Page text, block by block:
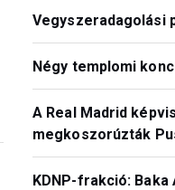
Vegyszeradagolási
Négy templomi
A Real Madrid
megkoszorúzták
KDNP-frakció: